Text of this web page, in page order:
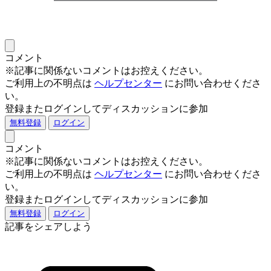
コメント
※記事に関係ないコメントはお控えください。
ご利用上の不明点は ヘルプセンター にお問い合わせくださ
い。
登録またログインしてディスカッションに参加
無料登録 ログイン
コメント
※記事に関係ないコメントはお控えください。
ご利用上の不明点は ヘルプセンター にお問い合わせくださ
い。
登録またログインしてディスカッションに参加
無料登録 ログイン
記事をシェアしよう